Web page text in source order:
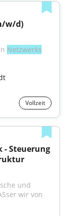
w/d)
Netzwerks
Vollzeit
Steuerung
und
wir von